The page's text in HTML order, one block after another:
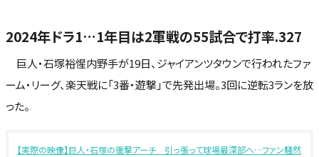
2024年ドラ1…1年目は2軍戦の55試合で打率.327
巨人・石塚裕惺内野手が19日、ジャイアンツタウンで行われたファ
ーム・リーグ、楽天戦に「3番・遊撃」で先発出場。3回に逆転3ランを放
った。
【実際の映像】巨人・石塚の衝撃アーチ 引っ張って球場最深部へ…ファン騒然